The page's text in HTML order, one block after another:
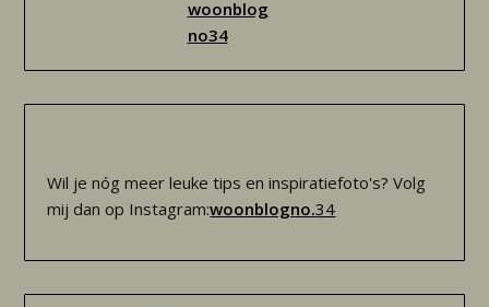
woonblog
no34
Wil je nóg meer leuke tips en inspiratiefoto's? Volg
mij dan op Instagram:woonblogno.34